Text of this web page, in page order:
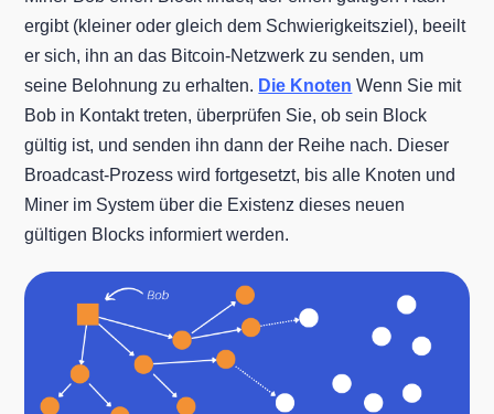
ergibt (kleiner oder gleich dem Schwierigkeitsziel), beeilt
er sich, ihn an das Bitcoin-Netzwerk zu senden, um
seine Belohnung zu erhalten. Die Knoten Wenn Sie mit
Bob in Kontakt treten, überprüfen Sie, ob sein Block
gültig ist, und senden ihn dann der Reihe nach. Dieser
Broadcast-Prozess wird fortgesetzt, bis alle Knoten und
Miner im System über die Existenz dieses neuen
gültigen Blocks informiert werden.